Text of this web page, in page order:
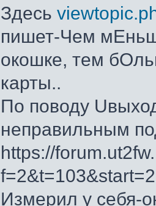
Здесь
пишет-Чем
окошке, тем
карты..
По поводу
неправильным
https://
Измерил у себя-